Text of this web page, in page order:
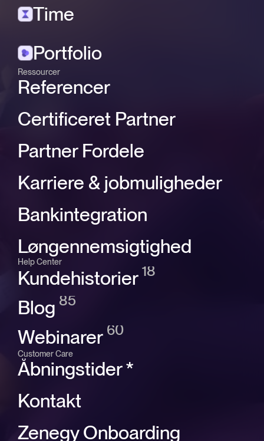
Time
Portfolio
Ressourcer
Referencer
Certificeret Partner
Partner Fordele
Karriere & jobmuligheder
Bankintegration
Løngennemsigtighed
Help Center
Kundehistorier 18
Blog 85
Webinarer 60
Customer Care
Åbningstider *
Kontakt
Zenegy Onboarding